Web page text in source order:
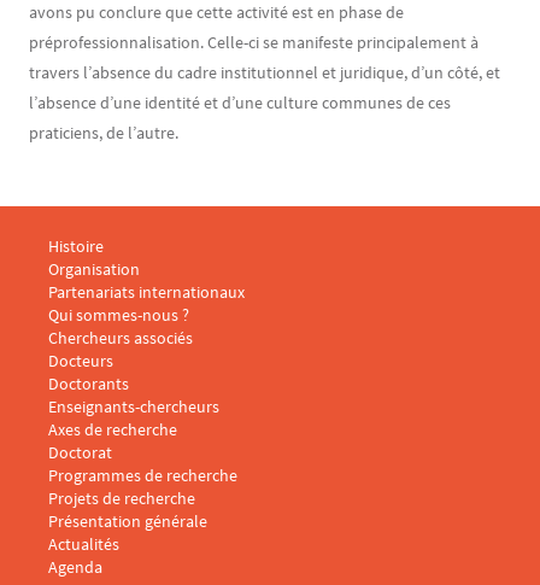
avons pu conclure que cette activité est en phase de
préprofessionnalisation. Celle-ci se manifeste principalement à
travers l’absence du cadre institutionnel et juridique, d’un côté, et
l’absence d’une identité et d’une culture communes de ces
praticiens, de l’autre.
Menu footer CARISM 1
Histoire
Organisation
Partenariats internationaux
Qui sommes-nous ?
Menu footer CARISM 2
Chercheurs associés
Docteurs
Doctorants
Enseignants-chercheurs
Menu footer CARISM 3
Axes de recherche
Doctorat
Programmes de recherche
Projets de recherche
Présentation générale
Menu footer CARISM 4
Actualités
Agenda